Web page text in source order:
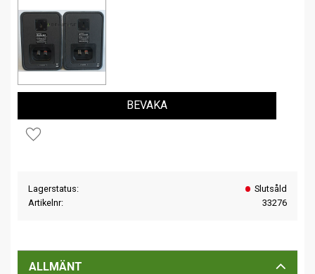
Lägg till i favoriter
BEVAKA
Lagerstatus
Slutsåld
Artikelnr
33276
ALLMÄNT